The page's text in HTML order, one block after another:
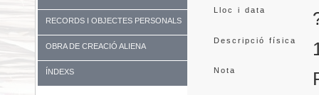
RECORDS I OBJECTES PERSONALS
OBRA DE CREACIÓ ALIENA
ÍNDEXS
Lloc i data
Descripció física
Nota